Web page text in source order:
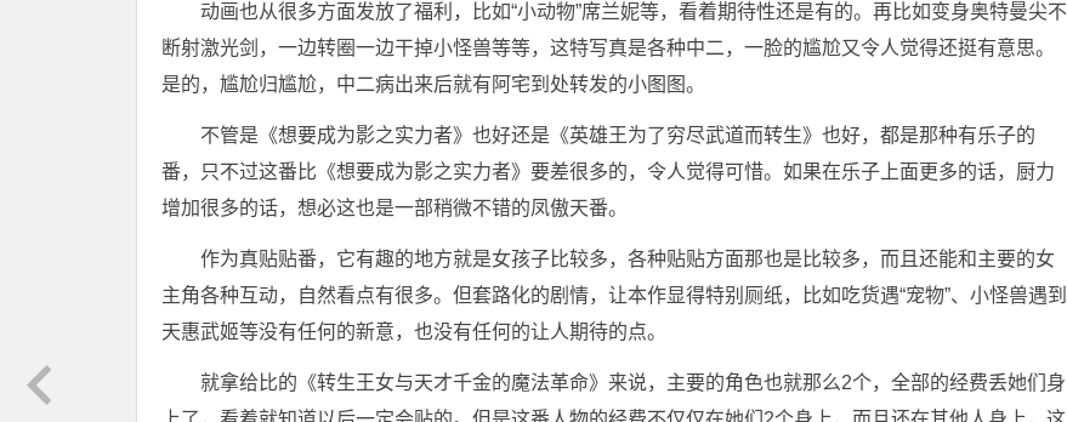
动画也从很多方面发放了福利，比如“小动物”席兰妮等，看着期待性还是有的。再比如变身奥特曼尖不
断射激光剑，一边转圈一边干掉小怪兽等等，这特写真是各种中二，一脸的尴尬又令人觉得还挺有意思。
是的，尴尬归尴尬，中二病出来后就有阿宅到处转发的小图图。
不管是《想要成为影之实力者》也好还是《英雄王为了穷尽武道而转生》也好，都是那种有乐子的
番，只不过这番比《想要成为影之实力者》要差很多的，令人觉得可惜。如果在乐子上面更多的话，厨力
增加很多的话，想必这也是一部稍微不错的凤傲天番。
作为真贴贴番，它有趣的地方就是女孩子比较多，各种贴贴方面那也是比较多，而且还能和主要的女
主角各种互动，自然看点有很多。但套路化的剧情，让本作显得特别厕纸，比如吃货遇“宠物”、小怪兽遇到
天惠武姬等没有任何的新意，也没有任何的让人期待的点。
就拿给比的《转生王女与天才千金的魔法革命》来说，主要的角色也就那么2个，全部的经费丢她们身